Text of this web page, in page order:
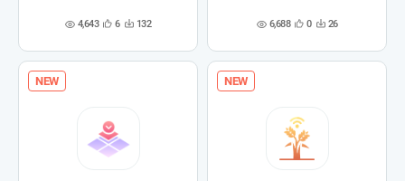
조 4,643 관
록
6 다 132
조 6,688 관
록
0 다 26
NEW NEW